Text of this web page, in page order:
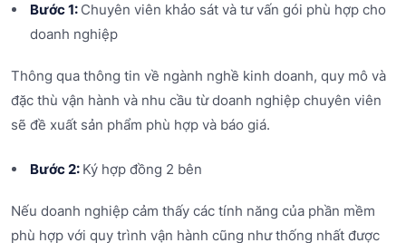
Bước 1: Chuyên viên khảo sát và tư vấn gói phù hợp cho
doanh nghiệp
Thông qua thông tin về ngành nghề kinh doanh, quy mô và
đặc thù vận hành và nhu cầu từ doanh nghiệp chuyên viên
sẽ đề xuất sản phẩm phù hợp và báo giá.
Bước 2: Ký hợp đồng 2 bên
Nếu doanh nghiệp cảm thấy các tính năng của phần mềm
phù hợp với quy trình vận hành cũng như thống nhất được